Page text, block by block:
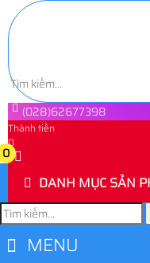
(028)62677398
Thành tiền
0
0
DANH MỤC SẢN
MENU